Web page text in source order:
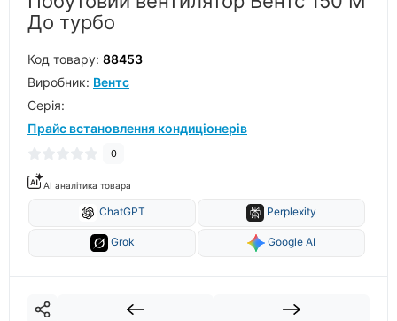
До турбо
Код товару: 88453
Виробник: Вентс
Серiя:
Прайс встановлення кондиціонерів
0
AI аналітика товара
ChatGPT Perplexity
Grok Google AI